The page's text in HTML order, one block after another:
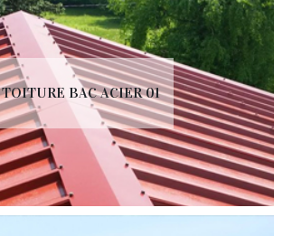
TOITURE BAC ACIER 01